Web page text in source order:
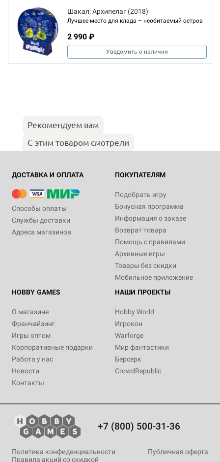
Шакал: Архипелаг (2018)
Лучшее место для клада – необитаемый остров
2 990 ₽
Уведомить о наличии
Рекомендуем вам
С этим товаром смотрели
ДОСТАВКА И ОПЛАТА
Способы оплаты
Службы доставки
Адреса магазинов
ПОКУПАТЕЛЯМ
Подобрать игру
Бонусная программа
Информация о заказе
Возврат товара
Помощь с правилами
Архивные игры
Товары без скидки
Мобильное приложение
HOBBY GAMES
О магазине
Франчайзинг
Игры оптом
Корпоративные подарки
Работа у нас
Новости
Контакты
НАШИ ПРОЕКТЫ
Hobby World
Игрокон
Warforge
Мир фантастики
Берсерк
CrowdRepublic
+7 (800) 500-31-36
Политика конфиденциальности
Публичная оферта
Правила акций со скидкой